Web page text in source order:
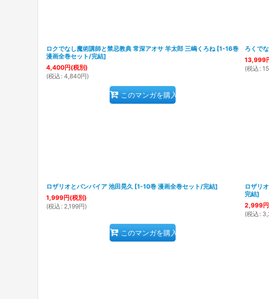
ロクでなし魔術講師と禁忌教典 常深アオサ 羊太郎 三嶋くろね [1-16巻
漫画全巻セット/完結]
4,400円(税別)
(税込 : 4,840円)
このマンガを購入
ろくで
13,999
(税込 :
ロザリオとバンパイア 池田晃久 [1-10巻 漫画全巻セット/完結]
1,999円(税別)
(税込 : 2,199円)
このマンガを購入
ロザリ
完結]
2,999円
(税込 :